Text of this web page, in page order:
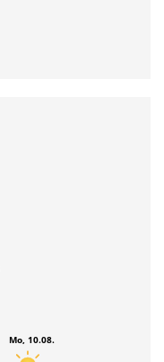
Mo, 10.08.